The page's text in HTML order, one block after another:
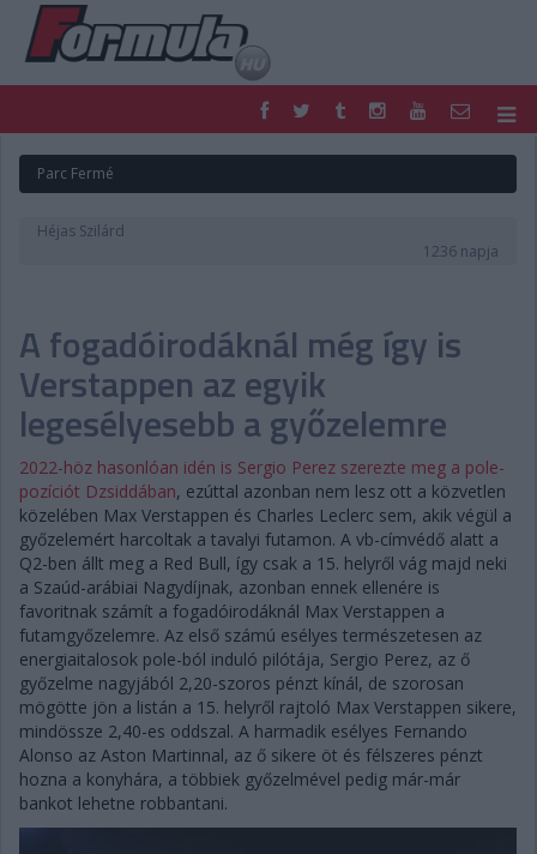
FORMULA
MOTOR
NEMZETKÖZI
DIGITÁLIS MAGAZIN
PONTÁLLÁSOK
VERSENYNAPTÁRAK
Parc Fermé
Héjas Szilárd
1236 napja
A fogadóirodáknál még így is
Verstappen az egyik
legesélyesebb a győzelemre
2022-höz hasonlóan idén is Sergio Perez szerezte meg a pole-
pozíciót Dzsiddában, ezúttal azonban nem lesz ott a közvetlen
közelében Max Verstappen és Charles Leclerc sem, akik végül a
győzelemért harcoltak a tavalyi futamon. A vb-címvédő alatt a
Q2-ben állt meg a Red Bull, így csak a 15. helyről vág majd neki
a Szaúd-arábiai Nagydíjnak, azonban ennek ellenére is
favoritnak számít a fogadóirodáknál Max Verstappen a
futamgyőzelemre. Az első számú esélyes természetesen az
energiaitalosok pole-ból induló pilótája, Sergio Perez, az ő
győzelme nagyjából 2,20-szoros pénzt kínál, de szorosan
mögötte jön a listán a 15. helyről rajtoló Max Verstappen sikere,
mindössze 2,40-es oddszal. A harmadik esélyes Fernando
Alonso az Aston Martinnal, az ő sikere öt és félszeres pénzt
hozna a konyhára, a többiek győzelmével pedig már-már
bankot lehetne robbantani.